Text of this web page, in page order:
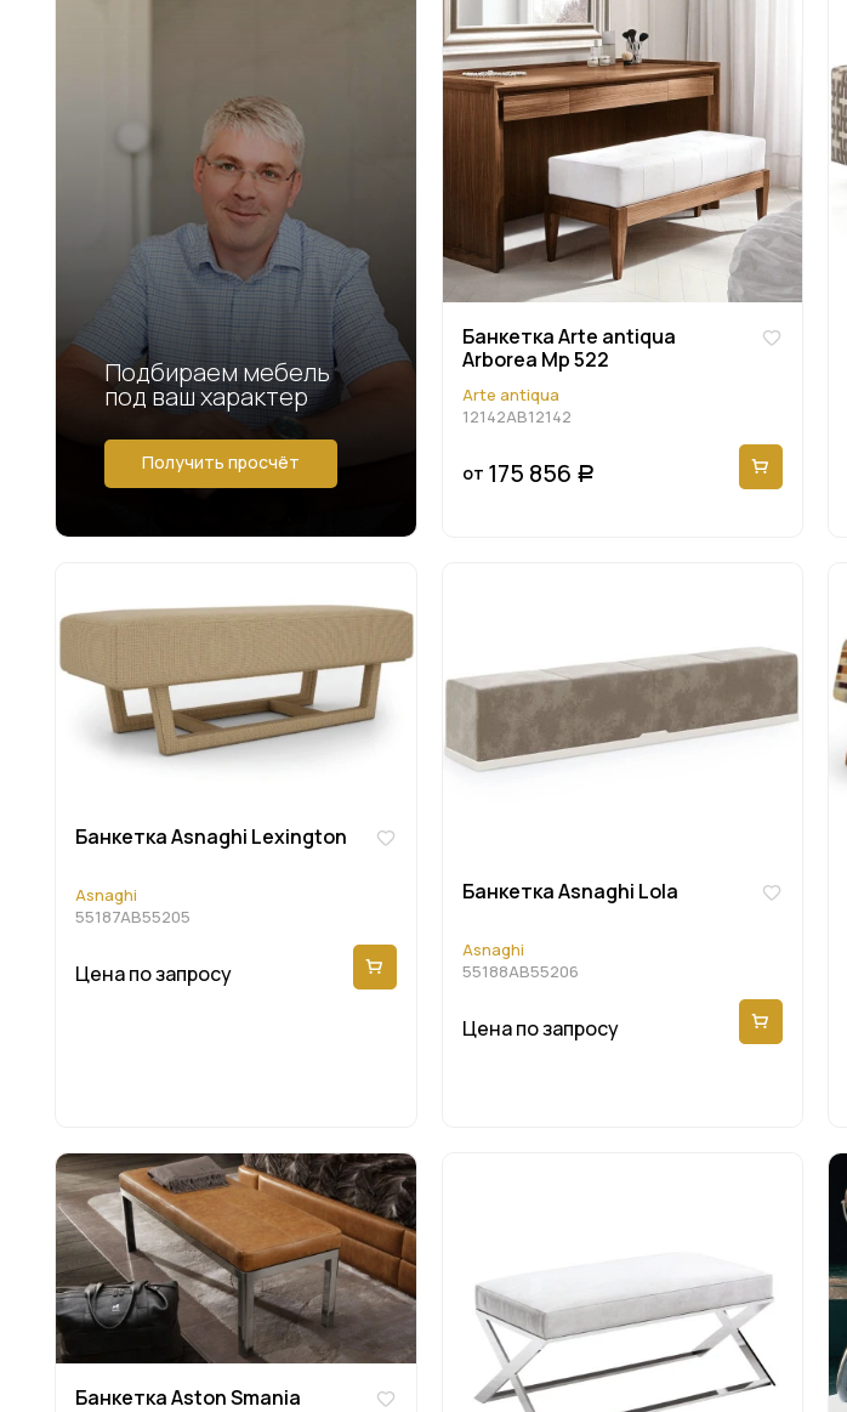
Подбираем мебель
под ваш характер
Получить просчёт
Банкетка Arte antiqua
Arborea Mp 522
Arte antiqua
12142AB12142
от 175 856 Р
Банкетка Asnaghi Lexington
Asnaghi
55187AB55205
Цена по запросу
Банкетка Asnaghi Lola
Asnaghi
55188AB55206
Цена по запросу
Банкетка Aston Smania